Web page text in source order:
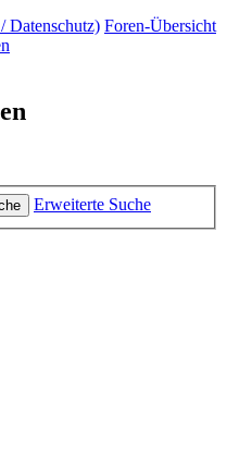
Datenschutz) Foren-Übersicht
Erweiterte Suche